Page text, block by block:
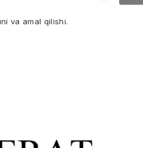
va amal qilishi.